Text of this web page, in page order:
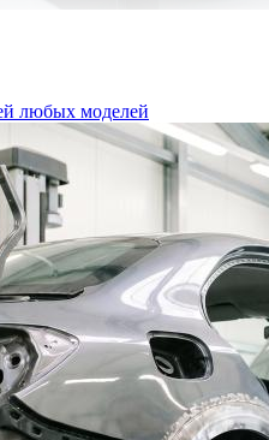
любых моделей